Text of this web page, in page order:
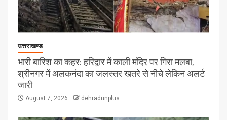
उत्तराखण्ड
भारी बारिश का कहर: हरिद्वार में काली मंदिर पर गिरा मलबा,
श्रीनगर में अलकनंदा का जलस्तर खतरे से नीचे लेकिन अलर्ट
जारी
August 7, 2026 dehradunplus